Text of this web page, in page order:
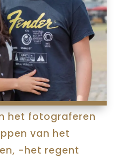
het fotograferen
van het
-het regent